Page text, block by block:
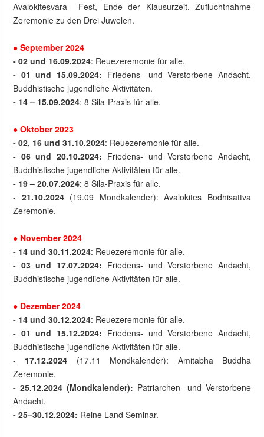
Avalokitesvara Fest, Ende der Klausurzeit, Zufluchtnahme
Zeremonie zu den Drei Juwelen.
● September 2024
- 02 und 16.09.2024: Reuezeremonie für alle.
- 01 und 15.09.2024: Friedens- und Verstorbene Andacht,
Buddhistische jugendliche Aktivitäten.
- 14 – 15.09.2024: 8 Sila-Praxis für alle.
● Oktober2023
- 02, 16 und 31.10.2024: Reuezeremonie für alle.
- 06 und 20.10.2024: Friedens- und Verstorbene Andacht,
Buddhistische jugendliche Aktivitäten für alle.
- 19 – 20.07.2024: 8 Sila-Praxis für alle.
- 21.10.2024(19.09 Mondkalender): Avalokites Bodhisattva
Zeremonie.
● November2024
- 14 und 30.11.2024: Reuezeremonie für alle.
- 03 und 17.07.2024: Friedens- und Verstorbene Andacht,
Buddhistische jugendliche Aktivitäten für alle.
● Dezember2024
- 14 und 30.12.2024: Reuezeremonie für alle.
- 01und 15.12.2024: Friedens- und Verstorbene Andacht,
Buddhistische jugendliche Aktivitäten für alle.
- 17.12.2024 (17.11 Mondkalender): Amitabha Buddha
Zeremonie.
- 25.12.2024 (Mondkalender): Patriarchen- und Verstorbene
Andacht.
- 25–30.12.2024: Reine Land Seminar.